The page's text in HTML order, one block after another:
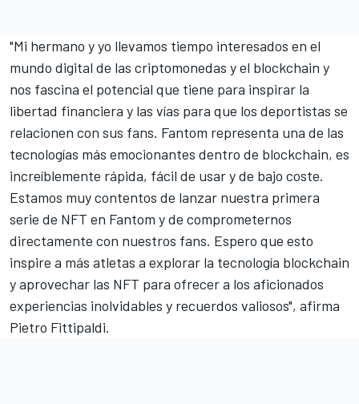
"Mi hermano y yo llevamos tiempo interesados en el
mundo digital de las criptomonedas y el blockchain y
nos fascina el potencial que tiene para inspirar la
libertad financiera y las vías para que los deportistas se
relacionen con sus fans. Fantom representa una de las
tecnologías más emocionantes dentro de blockchain, es
increíblemente rápida, fácil de usar y de bajo coste.
Estamos muy contentos de lanzar nuestra primera
serie de NFT en Fantom y de comprometernos
directamente con nuestros fans. Espero que esto
inspire a más atletas a explorar la tecnología blockchain
y aprovechar las NFT para ofrecer a los aficionados
experiencias inolvidables y recuerdos valiosos", afirma
Pietro Fittipaldi.